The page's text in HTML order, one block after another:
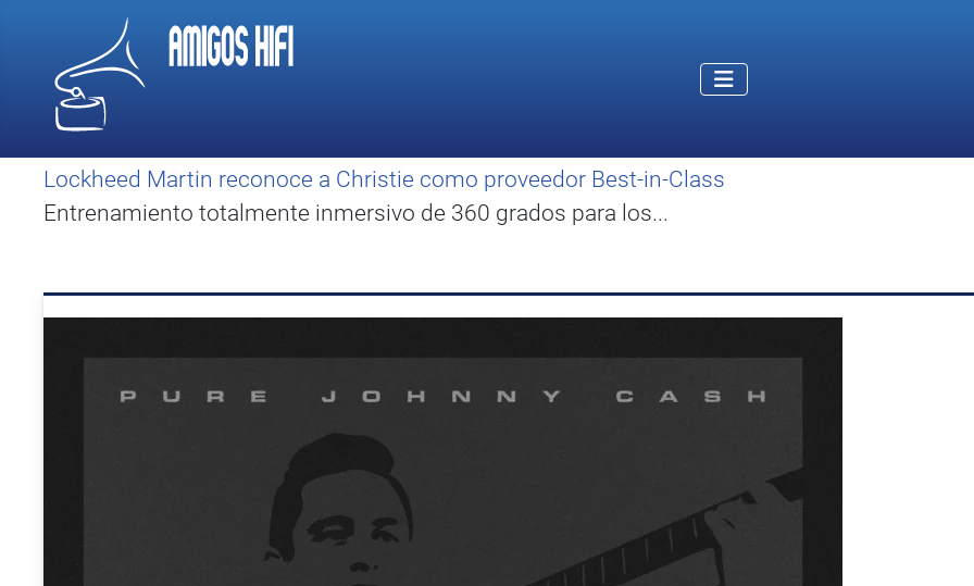
Lockheed Martin reconoce a Christie como proveedor Best-in-Class
Entrenamiento totalmente inmersivo de 360 grados para los...